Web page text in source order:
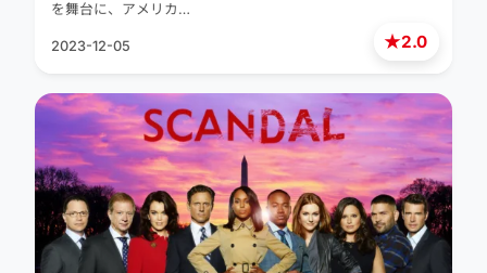
★2.0
を舞台に、アメリカ…
2023-12-05